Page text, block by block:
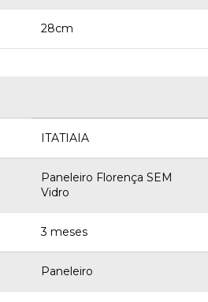
28cm
ITATIAIA
Paneleiro Florença SEM
Vidro
3 meses
Paneleiro